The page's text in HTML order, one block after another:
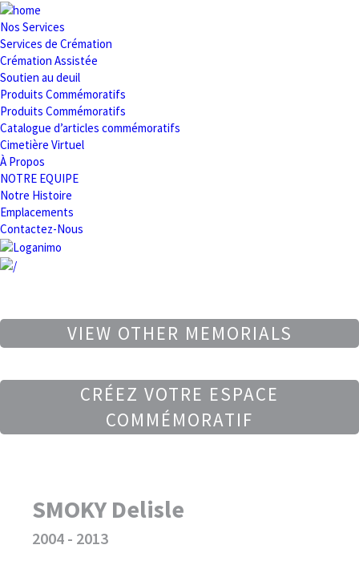
Nos Services
Services de Crémation
Crémation Assistée
Soutien au deuil
Produits Commémoratifs
Produits Commémoratifs
Catalogue d’articles commémoratifs
Cimetière Virtuel
À Propos
NOTRE EQUIPE
Notre Histoire
Emplacements
Contactez-Nous
VIEW OTHER MEMORIALS
CRÉEZ VOTRE ESPACE
COMMÉMORATIF
SMOKY Delisle
2004 - 2013